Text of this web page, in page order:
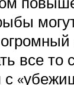
все то
с